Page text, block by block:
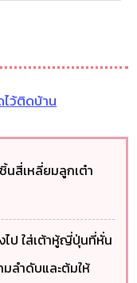
ว้ติดบ้าน
นสี่เหลี่ยมลูกเต๋า
ไป ใส่เต้าหู้ญี่ปุ่นที่หั่น
มลำดับและต้มให้